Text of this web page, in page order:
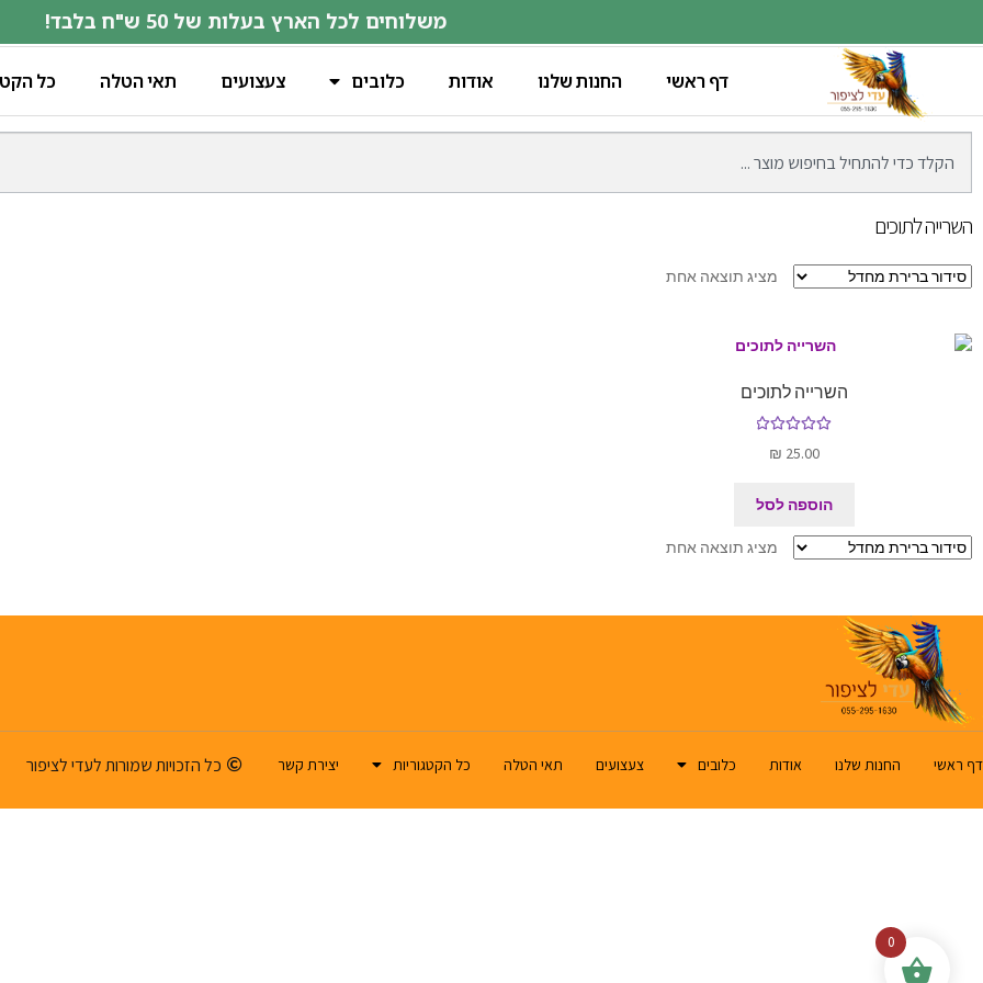
משלוחים לכל הארץ בעלות של 50 ש"ח בלבד!
דף ראשי החנות שלנו אודות כלובים צעצועים תאי הטלה כל
השרייה לתוכים
מציג תוצאה אחת
השרייה לתוכים
₪ 25.00
הוספה לסל
מציג תוצאה אחת
דף ראשי החנות שלנו אודות כלובים צעצועים תאי הטלה כל הקטגוריות יצירת קשר כל הזכויות שמורות לעדי לציפור
0